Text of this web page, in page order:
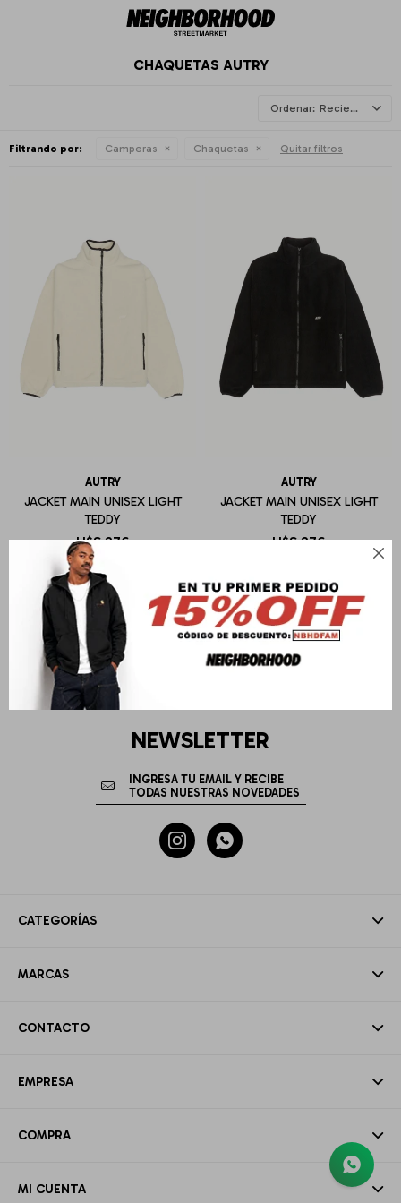

CHAQUETAS AUTRY
Recientes
Filtrando por: Camperas Chaquetas Quitar filtros
AUTRY
JACKET MAIN UNISEX LIGHT
TEDDY
U$S 276
AUTRY
JACKET MAIN UNISEX LIGHT
TEDDY
U$S 276
CATEGORÍAS
MARCAS
CONTACTO
EMPRESA
COMPRA
MI CUENTA
NEWSLETTER
 